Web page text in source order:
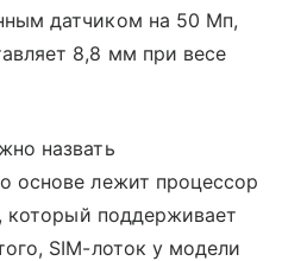
датчиком на 50 Мп,
8,8 мм при весе
назвать
основе лежит процессор
который поддерживает
SIM-лоток у модели